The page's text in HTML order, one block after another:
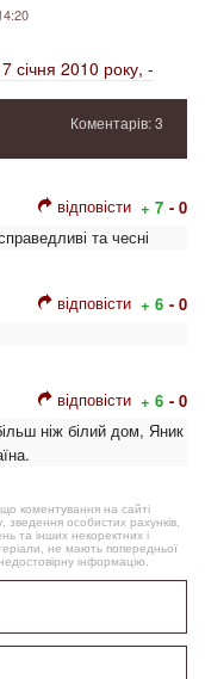
січня 2010 року, -
Коментарів: 3
відповісти + 7 - 0
та чесні
відповісти + 6 - 0
відповісти + 6 - 0
ніж білий дом, Яник
коментування на сайті
зведення особистих рахунків,
та інших некоректних і
не мають попередньої
інформацію.